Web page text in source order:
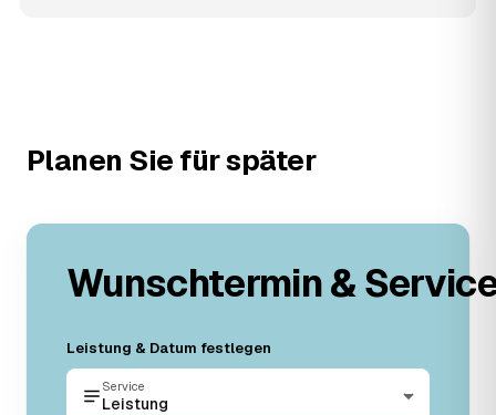
Planen Sie für später
Wunschtermin &
Leistung & Datum festlegen
Service
Leistung